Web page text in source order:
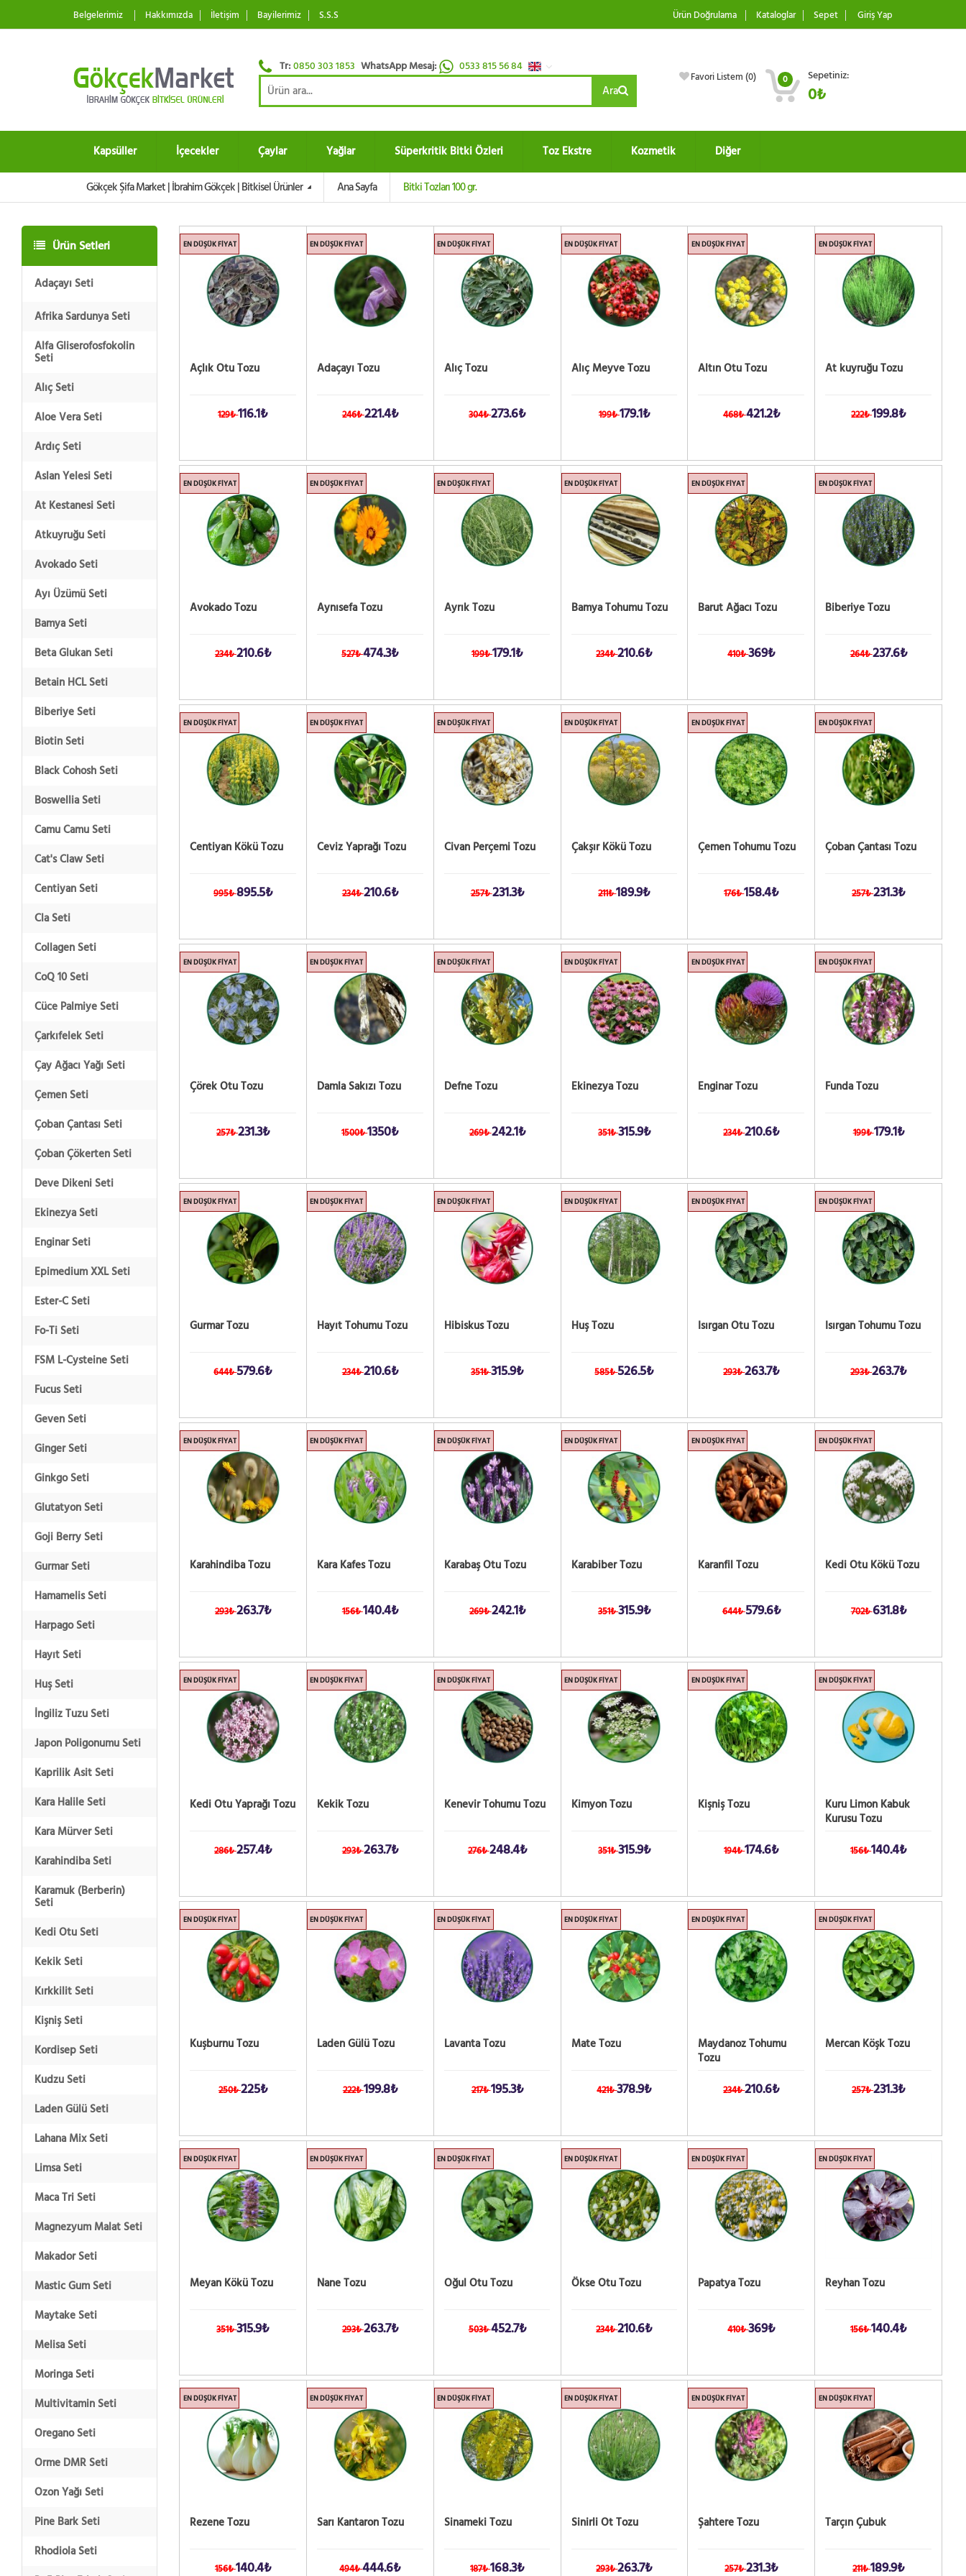
Belgelerimiz Hakkımızda İletişim Bayilerimiz S.S.S Ürün Doğrulama Kataloglar Sepet Giriş Yap
Tr:0850 303 1853 WhatsApp Mesaj: 0533 815 56 84
Ara
Favori Listem (0) 0 Sepetiniz:
0₺
Kapsüller İçecekler Çaylar Yağlar Süperkritik Bitki Özleri Toz Ekstre Kozmetik Diğer
Gökçek Şifa Market | İbrahim Gökçek | Bitkisel Ürünler Ana Sayfa Bitki Tozları 100 gr.
Ürün Setleri
Adaçayı Seti
Afrika Sardunya Seti
Alfa Gliserofosfokolin
Seti
Alıç Seti
Aloe Vera Seti
Ardıç Seti
Aslan Yelesi Seti
At Kestanesi Seti
Atkuyruğu Seti
Avokado Seti
Ayı Üzümü Seti
Bamya Seti
Beta Glukan Seti
Betain HCL Seti
Biberiye Seti
Biotin Seti
Black Cohosh Seti
Boswellia Seti
Camu Camu Seti
Cat's Claw Seti
Centiyan Seti
Cla Seti
Collagen Seti
CoQ 10 Seti
Cüce Palmiye Seti
Çarkıfelek Seti
Çay Ağacı Yağı Seti
Çemen Seti
Çoban Çantası Seti
Çoban Çökerten Seti
Deve Dikeni Seti
Ekinezya Seti
Enginar Seti
Epimedium XXL Seti
Ester-C Seti
Fo-Ti Seti
FSM L-Cysteine Seti
Fucus Seti
Geven Seti
Ginger Seti
Ginkgo Seti
Glutatyon Seti
Goji Berry Seti
Gurmar Seti
Hamamelis Seti
Harpago Seti
Hayıt Seti
Huş Seti
İngiliz Tuzu Seti
Japon Poligonumu Seti
Kaprilik Asit Seti
Kara Halile Seti
Kara Mürver Seti
Karahindiba Seti
Karamuk (Berberin)
Seti
Kedi Otu Seti
Kekik Seti
Kırkkilit Seti
Kişniş Seti
Kordisep Seti
Kudzu Seti
Laden Gülü Seti
Lahana Mix Seti
Limsa Seti
Maca Tri Seti
Magnezyum Malat Seti
Makador Seti
Mastic Gum Seti
Maytake Seti
Melisa Seti
Moringa Seti
Multivitamin Seti
Oregano Seti
Orme DMR Seti
Ozon Yağı Seti
Pine Bark Seti
Rhodiola Seti
EN DÜŞÜK FIYAT
Açlık Otu Tozu
129₺116.1₺
EN DÜŞÜK FIYAT
Adaçayı Tozu
246₺221.4₺
EN DÜŞÜK FIYAT
Alıç Tozu
304₺273.6₺
EN DÜŞÜK FIYAT
Alıç Meyve Tozu
199₺179.1₺
EN DÜŞÜK FIYAT
Altın Otu Tozu
468₺421.2₺
EN DÜŞÜK FIYAT
At kuyruğu Tozu
222₺199.8₺
EN DÜŞÜK FIYAT
Avokado Tozu
234₺210.6₺
EN DÜŞÜK FIYAT
Aynısefa Tozu
527₺474.3₺
EN DÜŞÜK FIYAT
Ayrık Tozu
199₺179.1₺
EN DÜŞÜK FIYAT
Bamya Tohumu Tozu
234₺210.6₺
EN DÜŞÜK FIYAT
Barut Ağacı Tozu
410₺369₺
EN DÜŞÜK FIYAT
Biberiye Tozu
264₺237.6₺
EN DÜŞÜK FIYAT
Centiyan Kökü Tozu
995₺895.5₺
EN DÜŞÜK FIYAT
Ceviz Yaprağı Tozu
234₺210.6₺
EN DÜŞÜK FIYAT
Civan Perçemi Tozu
257₺231.3₺
EN DÜŞÜK FIYAT
Çakşır Kökü Tozu
211₺189.9₺
EN DÜŞÜK FIYAT
Çemen Tohumu Tozu
176₺158.4₺
EN DÜŞÜK FIYAT
Çoban Çantası Tozu
257₺231.3₺
EN DÜŞÜK FIYAT
Çörek Otu Tozu
257₺231.3₺
EN DÜŞÜK FIYAT
Damla Sakızı Tozu
1500₺1350₺
EN DÜŞÜK FIYAT
Defne Tozu
269₺242.1₺
EN DÜŞÜK FIYAT
Ekinezya Tozu
351₺315.9₺
EN DÜŞÜK FIYAT
Enginar Tozu
234₺210.6₺
EN DÜŞÜK FIYAT
Funda Tozu
199₺179.1₺
EN DÜŞÜK FIYAT
Gurmar Tozu
644₺579.6₺
EN DÜŞÜK FIYAT
Hayıt Tohumu Tozu
234₺210.6₺
EN DÜŞÜK FIYAT
Hibiskus Tozu
351₺315.9₺
EN DÜŞÜK FIYAT
Huş Tozu
585₺526.5₺
EN DÜŞÜK FIYAT
Isırgan Otu Tozu
293₺263.7₺
EN DÜŞÜK FIYAT
Isırgan Tohumu Tozu
293₺263.7₺
EN DÜŞÜK FIYAT
Karahindiba Tozu
293₺263.7₺
EN DÜŞÜK FIYAT
Kara Kafes Tozu
156₺140.4₺
EN DÜŞÜK FIYAT
Karabaş Otu Tozu
269₺242.1₺
EN DÜŞÜK FIYAT
Karabiber Tozu
351₺315.9₺
EN DÜŞÜK FIYAT
Karanfil Tozu
644₺579.6₺
EN DÜŞÜK FIYAT
Kedi Otu Kökü Tozu
702₺631.8₺
EN DÜŞÜK FIYAT
Kedi Otu Yaprağı Tozu
286₺257.4₺
EN DÜŞÜK FIYAT
Kekik Tozu
293₺263.7₺
EN DÜŞÜK FIYAT
Kenevir Tohumu Tozu
276₺248.4₺
EN DÜŞÜK FIYAT
Kimyon Tozu
351₺315.9₺
EN DÜŞÜK FIYAT
Kişniş Tozu
194₺174.6₺
EN DÜŞÜK FIYAT
Kuru Limon Kabuk
Kurusu Tozu
156₺140.4₺
EN DÜŞÜK FIYAT
Kuşburnu Tozu
250₺225₺
EN DÜŞÜK FIYAT
Laden Gülü Tozu
222₺199.8₺
EN DÜŞÜK FIYAT
Lavanta Tozu
217₺195.3₺
EN DÜŞÜK FIYAT
Mate Tozu
421₺378.9₺
EN DÜŞÜK FIYAT
Maydanoz Tohumu
Tozu
234₺210.6₺
EN DÜŞÜK FIYAT
Mercan Köşk Tozu
257₺231.3₺
EN DÜŞÜK FIYAT
Meyan Kökü Tozu
351₺315.9₺
EN DÜŞÜK FIYAT
Nane Tozu
293₺263.7₺
EN DÜŞÜK FIYAT
Oğul Otu Tozu
503₺452.7₺
EN DÜŞÜK FIYAT
Ökse Otu Tozu
234₺210.6₺
EN DÜŞÜK FIYAT
Papatya Tozu
410₺369₺
EN DÜŞÜK FIYAT
Reyhan Tozu
156₺140.4₺
EN DÜŞÜK FIYAT
Rezene Tozu
156₺140.4₺
EN DÜŞÜK FIYAT
Sarı Kantaron Tozu
494₺444.6₺
EN DÜŞÜK FIYAT
Sinameki Tozu
187₺168.3₺
EN DÜŞÜK FIYAT
Sinirli Ot Tozu
293₺263.7₺
EN DÜŞÜK FIYAT
Şahtere Tozu
257₺231.3₺
EN DÜŞÜK FIYAT
Tarçın Çubuk
211₺189.9₺